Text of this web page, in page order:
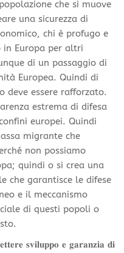
che si muove
una sicurezza di
chi è profugo e
Europa per altri
di un passaggio di
Europea. Quindi di
deve essere rafforzato.
estrema di difesa
europei. Quindi
migrante che
non possiamo
quindi o si crea una
che garantisce le difese
e il meccanismo
di questi popoli o
𝐬𝐯𝐢𝐥𝐮𝐩𝐩𝐨 𝐞 𝐠𝐚𝐫𝐚𝐧𝐳𝐢𝐚 𝐝𝐢